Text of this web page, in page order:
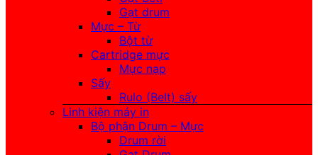
Gạt drum
Mực – Từ
Bột từ
Cartridge mực
Mực nạp
Sấy
Rulo (Belt) sấy
Linh kiện máy in
Bộ phận Drum – Mực
Drum rời